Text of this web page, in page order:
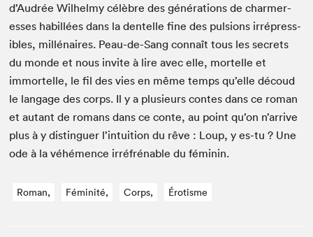
d’Audrée Wil­helmy célèbre des généra­tions de charmer­
ess­es habil­lées dans la den­telle fine des pul­sions irré­press­
ibles, mil­lé­naires. Peau-de-Sang con­naît tous les secrets
du monde et nous invite à lire avec elle, mortelle et
immortelle, le fil des vies en même temps qu’elle découd
le lan­gage des corps. Il y a plusieurs con­tes dans ce roman
et autant de romans dans ce con­te, au point qu’on n’arrive
plus à y dis­tinguer l’intuition du rêve : Loup, y es-tu ? Une
ode à la véhé­mence irréfrén­able du féminin.
Roman, Féminité, Corps, Érotisme